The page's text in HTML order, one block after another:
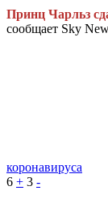
Принц Чарльз
сообщает Sky
коронавируса
6 + 3 -